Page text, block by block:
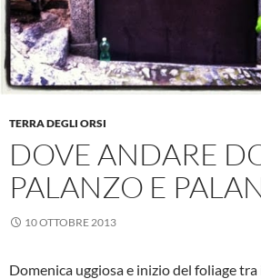
TERRA DEGLI ORSI
DOVE ANDARE
PALANZO E
10 OTTOBRE 2013
Domenica uggiosa e inizio del foliage